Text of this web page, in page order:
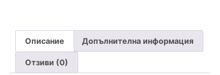
Описание Допълнителна информация
Отзиви (0)